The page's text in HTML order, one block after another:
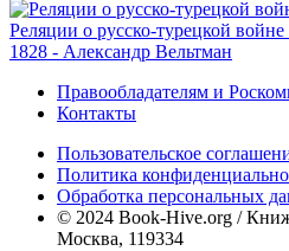
Реляции о русско-турецкой войне
1828 - Александр Вельтман
Правообладателям и
Контакты
Пользовательское
Политика
Обработка персональных
© 2024 Book-Hive.org /
Москва, 119334